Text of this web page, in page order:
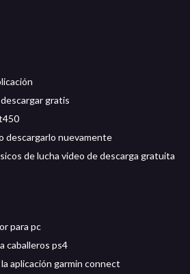
gratis
descargarlo nuevamente
de lucha video de descarga gratuita
para pc
caballeros ps4
aplicación garmin connect